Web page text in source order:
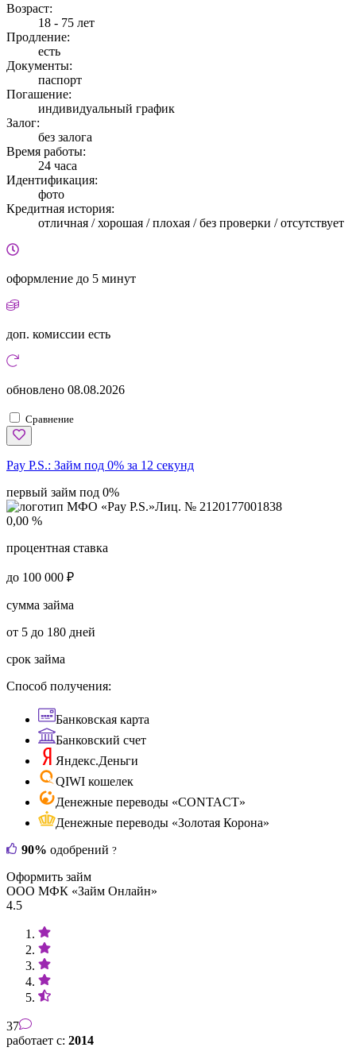
Возраст:
18 - 75 лет
Продление:
есть
Документы:
паспорт
Погашение:
индивидуальный график
Залог:
без залога
Время работы:
24 часа
Идентификация:
фото
Кредитная история:
отличная / хорошая / плохая / без проверки / отсутствует
оформление до 5 минут
доп. комиссии есть
обновлено 08.08.2026
Сравнение
Pay P.S.: Займ под 0% за 12 секунд
первый займ под 0%
Лиц. № 2120177001838
0,00 %
процентная ставка
до 100 000 ₽
сумма займа
от 5 до 180 дней
срок займа
Способ получения:
Банковская карта
Банковский счет
Яндекс.Деньги
QIWI кошелек
Денежные переводы «CONTACT»
Денежные переводы «Золотая Корона»
90% одобрений ?
Оформить займ
ООО МФК «Займ Онлайн»
4.5
37
работает с: 2014